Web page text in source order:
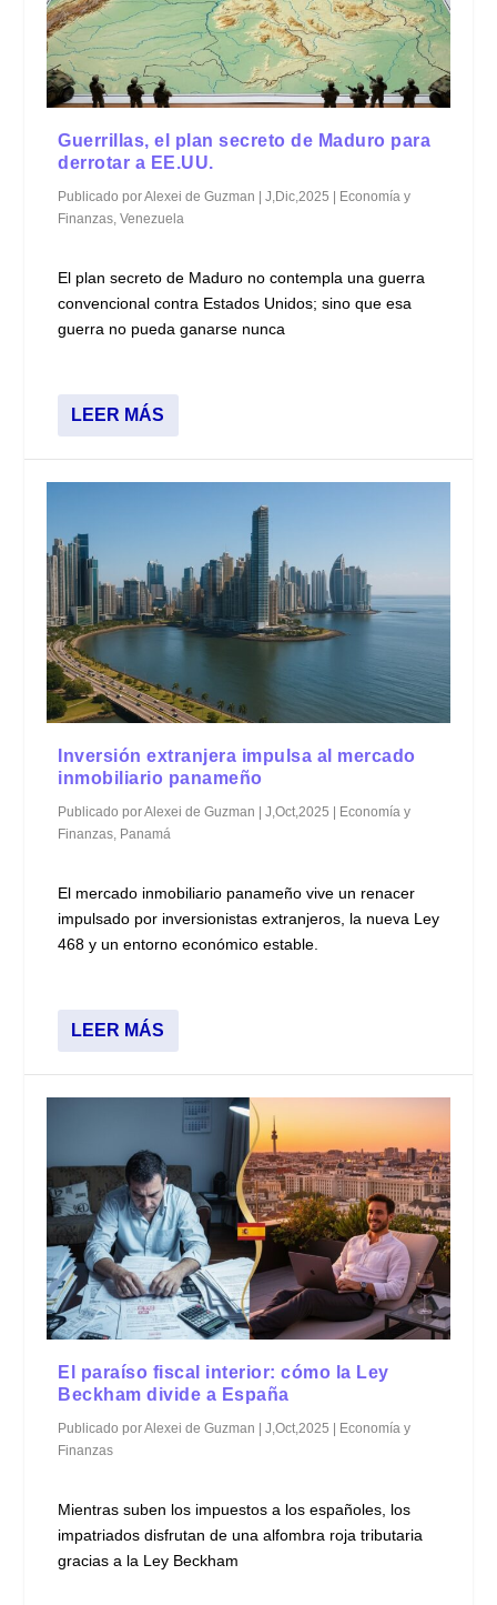
Guerrillas, el plan secreto de Maduro para
derrotar a EE.UU.
Publicado porAlexei de Guzman |J,Dic,2025 | Economía y
Finanzas ,Venezuela
El plan secreto de Maduro no contempla una guerra
convencional contra Estados Unidos; sino que esa
guerra no pueda ganarse nunca
LEER MÁS
Inversión extranjera impulsa al mercado
inmobiliario panameño
Publicado porAlexei de Guzman |J,Oct,2025
Economía y
Finanzas, Panamá
El mercado inmobiliario panameño vive un renacer
impulsado por inversionistas extranjeros, la nueva Ley
468 y un entorno económico estable.
LEER MÁS
El paraíso fiscal interior: cómo la Ley
Beckham divide a España
Publicado porAlexei de Guzman |J,Oct,2025
Economía y
Finanzas
Mientras suben los impuestos a los españoles, los
impatriados disfrutan de una alfombra roja tributaria
gracias a la Ley Beckham